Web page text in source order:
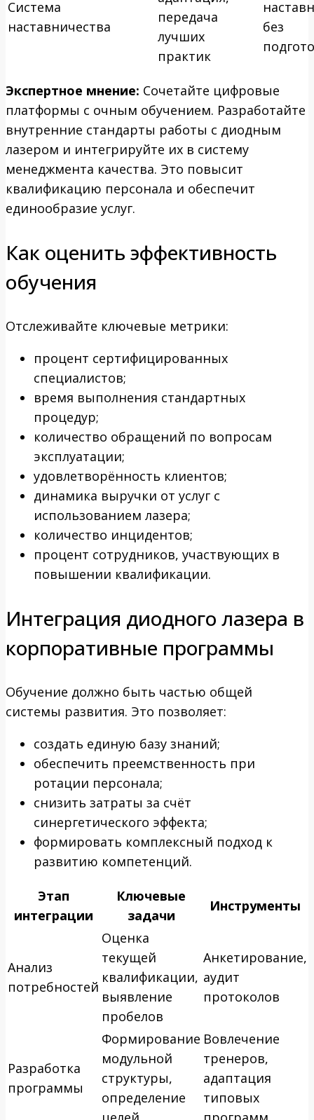
Система
наставничества
передача
лучших
практик
без
Экспертное мнение: Сочетайте цифровые
платформы с очным обучением. Разработайте
внутренние стандарты работы с диодным
лазером и интегрируйте их в систему
менеджмента качества. Это повысит
квалификацию персонала и обеспечит
единообразие услуг.
Как оценить эффективность
обучения
Отслеживайте ключевые метрики:
процент сертифицированных
специалистов;
время выполнения стандартных
процедур;
количество обращений по вопросам
эксплуатации;
удовлетворённость клиентов;
динамика выручки от услуг с
использованием лазера;
количество инцидентов;
процент сотрудников, участвующих в
повышении квалификации.
Интеграция диодного лазера в
корпоративные программы
Обучение должно быть частью общей
системы развития. Это позволяет:
создать единую базу знаний;
обеспечить преемственность при
ротации персонала;
снизить затраты за счёт
синергетического эффекта;
формировать комплексный подход к
развитию компетенций.
Этап
интеграции
Ключевые
задачи
Инструменты
Анализ
потребностей
Оценка
текущей
квалификации,
выявление
пробелов
Анкетирование,
аудит
протоколов
Разработка
программы
Формирование
модульной
структуры,
определение
Вовлечение
тренеров,
адаптация
типовых